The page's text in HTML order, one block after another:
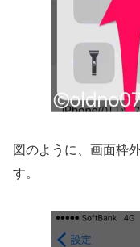
図のように、画面枠
す。